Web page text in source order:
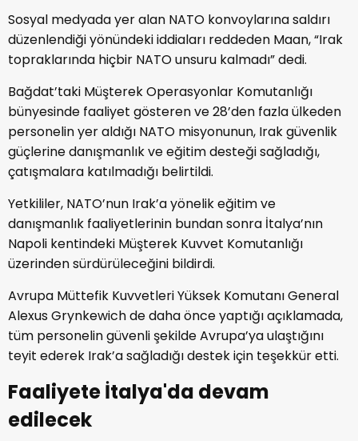
Sosyal medyada yer alan NATO konvoylarına saldırı
düzenlendiği yönündeki iddiaları reddeden Maan, “Irak
topraklarında hiçbir NATO unsuru kalmadı” dedi.
Bağdat’taki Müşterek Operasyonlar Komutanlığı
bünyesinde faaliyet gösteren ve 28’den fazla ülkeden
personelin yer aldığı NATO misyonunun, Irak güvenlik
güçlerine danışmanlık ve eğitim desteği sağladığı,
çatışmalara katılmadığı belirtildi.
Yetkililer, NATO’nun Irak’a yönelik eğitim ve
danışmanlık faaliyetlerinin bundan sonra İtalya’nın
Napoli kentindeki Müşterek Kuvvet Komutanlığı
üzerinden sürdürüleceğini bildirdi.
Avrupa Müttefik Kuvvetleri Yüksek Komutanı General
Alexus Grynkewich de daha önce yaptığı açıklamada,
tüm personelin güvenli şekilde Avrupa’ya ulaştığını
teyit ederek Irak’a sağladığı destek için teşekkür etti.
Faaliyete İtalya'da devam
edilecek